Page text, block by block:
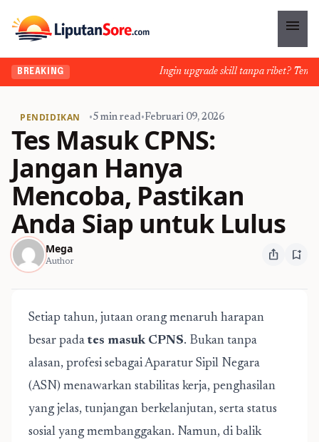
menu
BREAKING Ingin upgrade skill tanpa ribet?
PENDIDIKAN •5 min read•Februari 09, 2026
Tes Masuk CPNS:
Jangan Hanya
Mencoba, Pastikan
Anda Siap untuk Lulus
Mega
Author ios_share bookmark_add
Setiap tahun, jutaan orang menaruh harapan
besar pada tes masuk CPNS. Bukan tanpa
alasan, profesi sebagai Aparatur Sipil Negara
(ASN) menawarkan stabilitas kerja, penghasilan
yang jelas, tunjangan berkelanjutan, serta status
sosial yang membanggakan. Namun, di balik